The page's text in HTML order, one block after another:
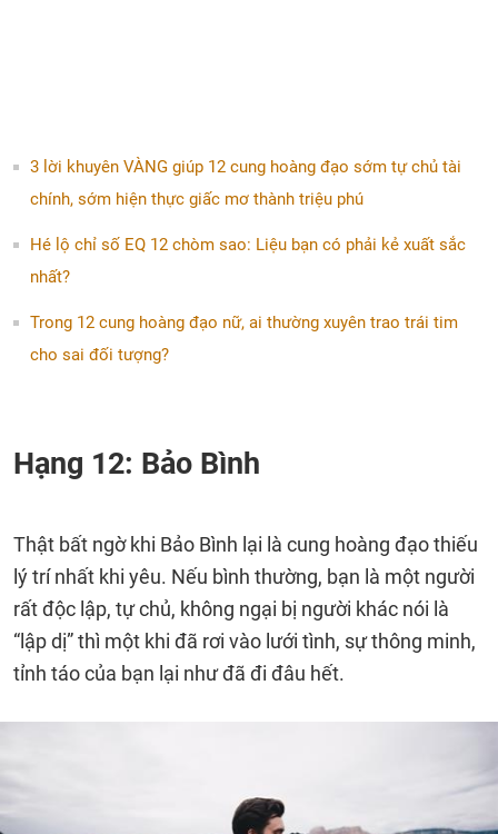
3 lời khuyên VÀNG giúp 12 cung hoàng đạo sớm tự chủ tài
chính, sớm hiện thực giấc mơ thành triệu phú
Hé lộ chỉ số EQ 12 chòm sao: Liệu bạn có phải kẻ xuất sắc
nhất?
Trong 12 cung hoàng đạo nữ, ai thường xuyên trao trái tim
cho sai đối tượng?
Hạng 12: Bảo Bình
Thật bất ngờ khi Bảo Bình lại là cung hoàng đạo thiếu
lý trí nhất khi yêu. Nếu bình thường, bạn là một người
rất độc lập, tự chủ, không ngại bị người khác nói là
“lập dị” thì một khi đã rơi vào lưới tình, sự thông minh,
tỉnh táo của bạn lại như đã đi đâu hết.